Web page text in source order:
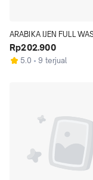
ARABIKA IJEN FULL
SPECIALTY (Green
kopi)
Rp202.900
5.0 9 terjual